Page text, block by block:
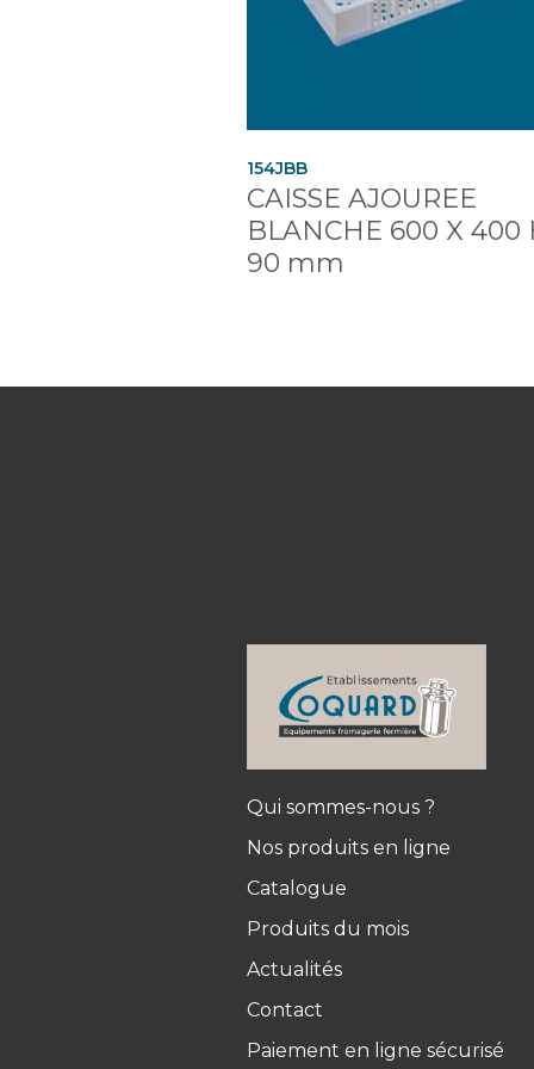
154JBB
CAISSE AJOUREE
BLANCHE 600 X 400
90 mm
Qui sommes-nous ?
Nos produits en ligne
Catalogue
Produits du mois
Actualités
Contact
Paiement en ligne sécurisé